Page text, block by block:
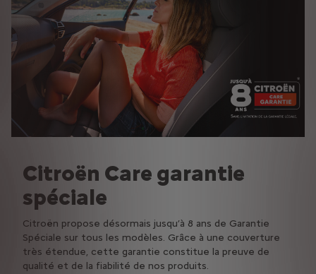
Citroën Care garantie
spéciale
Citroën propose désormais jusqu’à 8 ans de Garantie
Spéciale sur tous les modèles. Grâce à une couverture
très étendue, cette garantie constitue la preuve de
qualité et de la fiabilité de nos produits.